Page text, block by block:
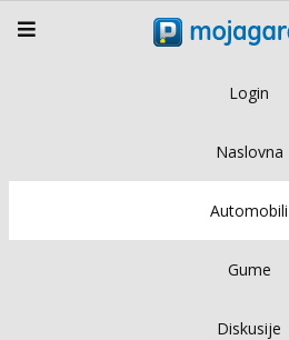
Login
Naslovna
Automobili
Gume
Diskusije